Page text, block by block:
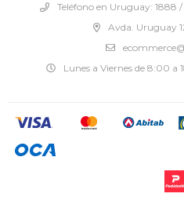
Teléfono en Uruguay: 1888
Avda. Uruguay
Lunes a Viernes de 8:00 a